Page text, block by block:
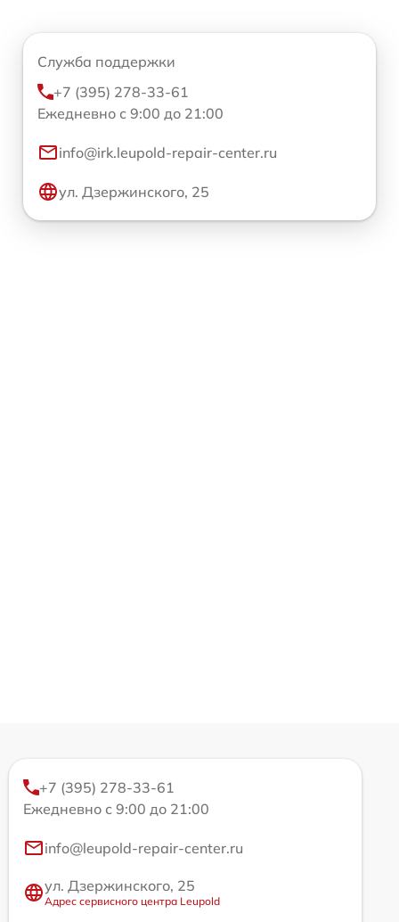
Служба поддержки
+7 (395) 278-33-61
Ежедневно с 9:00 до 21:00
info@irk.leupold-repair-center.ru
ул. Дзержинского, 25
+7 (395) 278-33-61
Ежедневно с 9:00 до 21:00
info@leupold-repair-center.ru
ул. Дзержинского, 25
Адрес сервисного центра Leupold